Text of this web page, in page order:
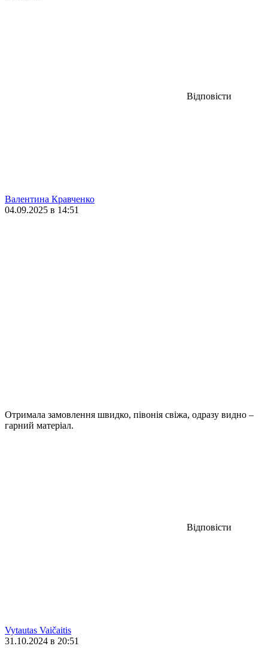
Відповісти
Валентина Кравченко
04.09.2025 в 14:51
Отримала замовлення швидко, півонія свіжа, одразу видно –
гарний матеріал.
Відповісти
Vytautas Vaičaitis
31.10.2024 в 20:51